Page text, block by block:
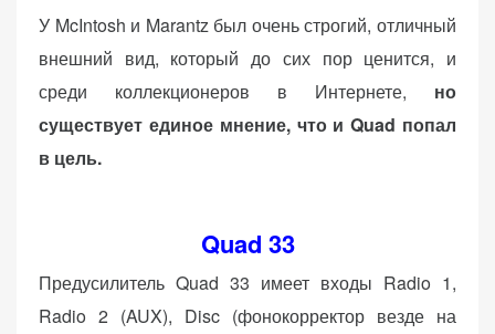
У McIntosh и Marantz был очень строгий, отличный
внешний вид, который до сих пор ценится, и
среди коллекционеров в Интернете, но
существует единое мнение, что и Quad попал
в цель.
Quad 33
Предусилитель Quad 33 имеет входы Radio 1,
Radio 2 (AUX), Disc (фонокорректор везде на